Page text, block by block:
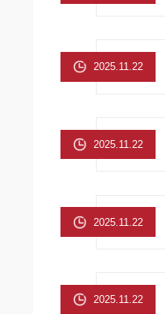
2025.11.22
2025.11.22
2025.11.22
2025.11.22